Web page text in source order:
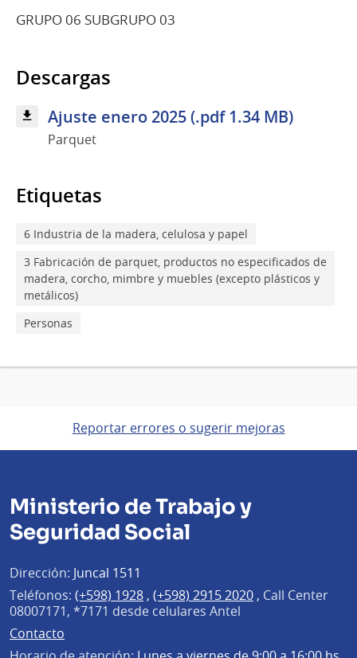
GRUPO 06 SUBGRUPO 03
Descargas
Ajuste enero 2025 (.pdf 1.34 MB)
Parquet
Etiquetas
6 Industria de la madera, celulosa y papel
3 Fabricación de parquet, productos no especificados de
madera, corcho, mimbre y muebles (excepto plásticos y
metálicos)
Personas
Reportar errores o sugerir mejoras
Ministerio de Trabajo y
Seguridad Social
Dirección: Juncal 1511
Teléfonos: (+598) 1928 , (+598) 2915 2020 , Call Center
08007171, *7171 desde celulares Antel
Contacto